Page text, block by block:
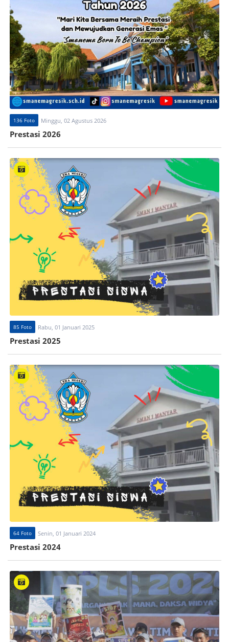
136 Foto Minggu, 02 Agustus 2026
Prestasi 2026
85 Foto Rabu, 01 Januari 2025
Prestasi 2025
64 Foto Senin, 01 Januari 2024
Prestasi 2024